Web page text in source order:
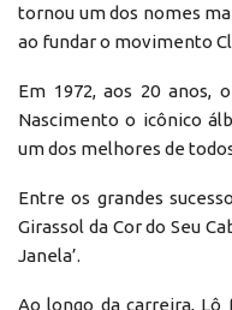
tornou um dos nomes
ao fundar o movimento
Em 1972, aos 20 anos,
Nascimento o icônico
um dos melhores de
Entre os grandes
Girassol da Cor do Seu
Janela’.
Ao longo da carreira, Lô